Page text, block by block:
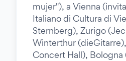
mujer"), a Vienna
Italiano di Cultura di
Sternberg), Zurigo
Winterthur
Concert Hall), Bologna